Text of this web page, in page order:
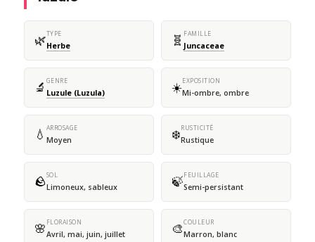
🌿TYPE
Herbe 🧬 FAMILLE
Juncaceae
🔬 GENRE
Luzule (Luzula) ☀️EXPOSITION
Mi-ombre, ombre
💧 ARROSAGE
Moyen ❄️RUSTICITÉ
Rustique
🪨SOL
Limoneux, sableux 🍃FEUILLAGE
Semi-persistant
🌸 FLORAISON
Avril, mai, juin, juillet 🎨COULEUR
Marron, blanc